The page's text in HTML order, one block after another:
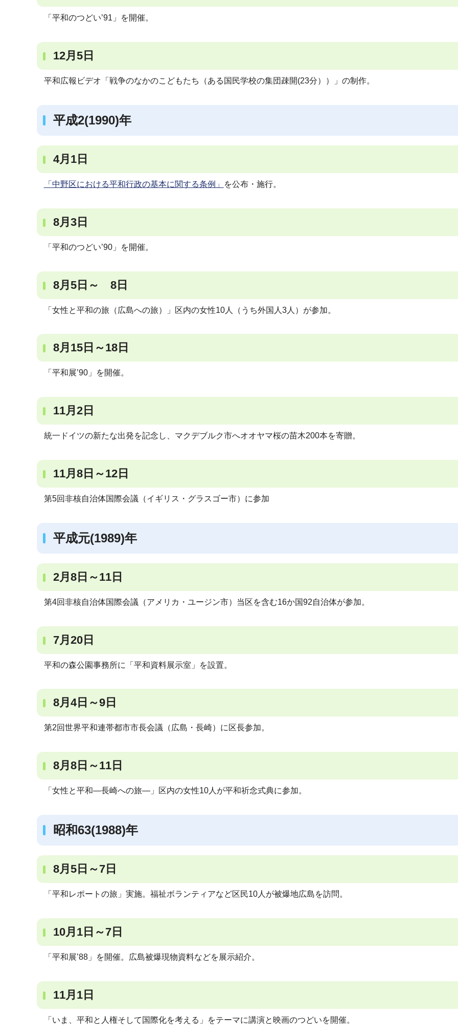
「平和のつどい’91」を開催。
12月5日
平和広報ビデオ「戦争のなかのこどもたち（ある国民学校の集団疎開(23分））」の制作。
平成2(1990)年
4月1日
「中野区における平和行政の基本に関する条例」 を公布・施行。
8月3日
「平和のつどい’90」を開催。
8月5日～ 8日
「女性と平和の旅（広島への旅）」区内の女性10人（うち外国人3人）が参加。
8月15日～18日
「平和展’90」を開催。
11月2日
統一ドイツの新たな出発を記念し、マクデブルク市へオオヤマ桜の苗木200本を寄贈。
11月8日～12日
第5回非核自治体国際会議（イギリス・グラスゴー市）に参加
平成元(1989)年
2月8日～11日
第4回非核自治体国際会議（アメリカ・ユージン市）当区を含む16か国92自治体が参加。
7月20日
平和の森公園事務所に「平和資料展示室」を設置。
8月4日～9日
第2回世界平和連帯都市市長会議（広島・長崎）に区長参加。
8月8日～11日
「女性と平和―長崎への旅―」区内の女性10人が平和祈念式典に参加。
昭和63(1988)年
8月5日～7日
「平和レポートの旅」実施。福祉ボランティアなど区民10人が被爆地広島を訪問。
10月1日～7日
「平和展’88」を開催。広島被爆現物資料などを展示紹介。
11月1日
「いま、平和と人権そして国際化を考える」をテーマに講演と映画のつどいを開催。